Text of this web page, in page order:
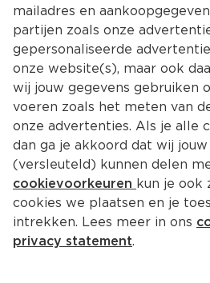
mailadres en
partijen zoals onze
gepersonaliseerde
onze website(s), maar ook
wij jouw gegevens gebruiken
voeren zoals het meten van
onze advertenties. Als je alle
dan ga je akkoord dat wij jouw
(versleuteld) kunnen delen
cookievoorkeuren kun je ook
cookies we plaatsen en je
intrekken. Lees meer in ons
privacy statement.